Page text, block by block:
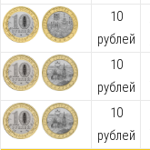
10
рублей
10
рублей
10
рублей